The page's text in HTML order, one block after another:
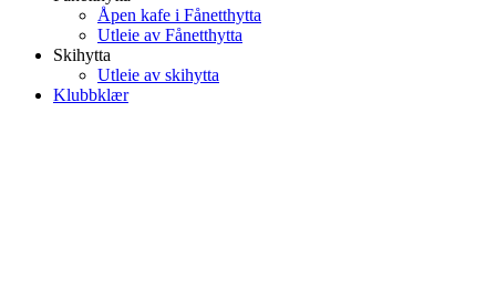
Åpen kafe i Fånetthytta
Utleie av Fånetthytta
Skihytta
Utleie av skihytta
Klubbklær